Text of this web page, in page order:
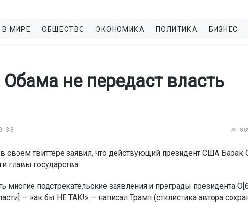
В МИРЕ ОБЩЕСТВО ЭКОНОМИКА ПОЛИТИКА БИЗНЕС
не передаст власть
твиттере заявил, что действующий президент США Барак
главы государства.
подстрекательские заявления и преграды президента
— как бы НЕ ТАК!» — написал Трамп (стилистика автора